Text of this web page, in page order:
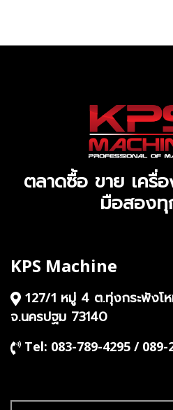
ตลาดซื้อ ขาย เครื่
มือสอง
KPS Machine
127/1 หมู่ 4 ต.ทุ่งกระพังโ
จ.นครปฐม 73140
Tel: 083-789-4295 / 089-